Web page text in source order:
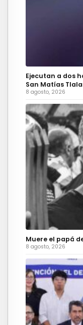
Ejecutan a dos
San Matías
8 agosto, 2026
Muere el papá
8 agosto, 2026